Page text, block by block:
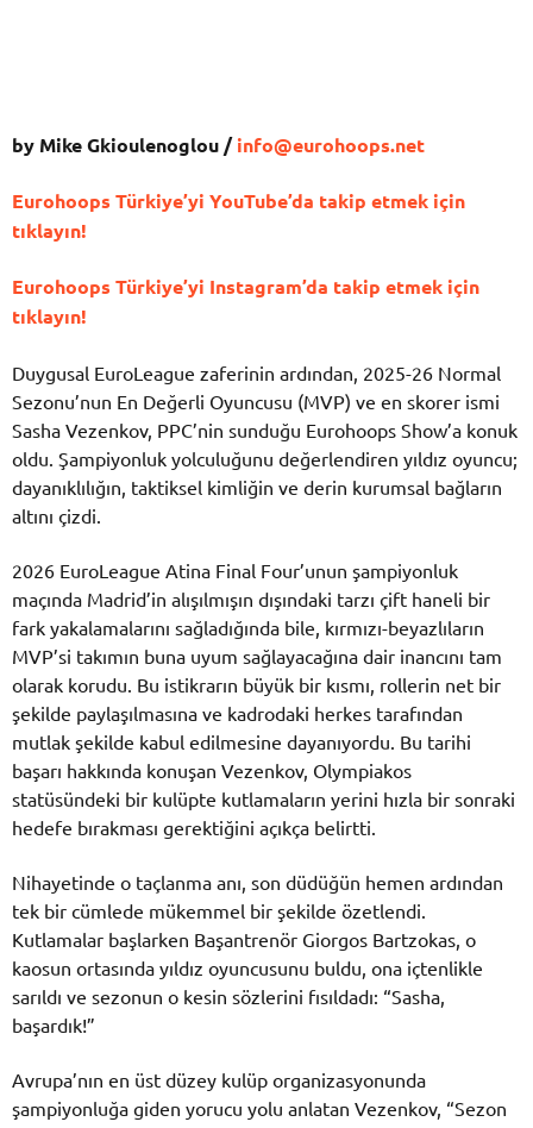
by Mike Gkioulenoglou /info@eurohoops.net
Eurohoops Türkiye’yi YouTube’da takip etmek için
tıklayın!
Eurohoops Türkiye’yi Instagram’da takip etmek için
tıklayın!
Duygusal EuroLeague zaferinin ardından, 2025-26 Normal
Sezonu’nun En Değerli Oyuncusu (MVP) ve en skorer ismi
Sasha Vezenkov, PPC’nin sunduğu Eurohoops Show’a konuk
oldu. Şampiyonluk yolculuğunu değerlendiren yıldız oyuncu;
dayanıklılığın, taktiksel kimliğin ve derin kurumsal bağların
altını çizdi.
2026 EuroLeague Atina Final Four’unun şampiyonluk
maçında Madrid’in alışılmışın dışındaki tarzı çift haneli bir
fark yakalamalarını sağladığında bile, kırmızı-beyazlıların
MVP’si takımın buna uyum sağlayacağına dair inancını tam
olarak korudu. Bu istikrarın büyük bir kısmı, rollerin net bir
şekilde paylaşılmasına ve kadrodaki herkes tarafından
mutlak şekilde kabul edilmesine dayanıyordu. Bu tarihi
başarı hakkında konuşan Vezenkov, Olympiakos
statüsündeki bir kulüpte kutlamaların yerini hızla bir sonraki
hedefe bırakması gerektiğini açıkça belirtti.
Nihayetinde o taçlanma anı, son düdüğün hemen ardından
tek bir cümlede mükemmel bir şekilde özetlendi.
Kutlamalar başlarken Başantrenör Giorgos Bartzokas, o
kaosun ortasında yıldız oyuncusunu buldu, ona içtenlikle
sarıldı ve sezonun o kesin sözlerini fısıldadı: “Sasha,
başardık!”
Avrupa’nın en üst düzey kulüp organizasyonunda
şampiyonluğa giden yorucu yolu anlatan Vezenkov, “Sezon